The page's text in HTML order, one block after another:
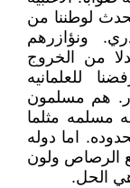
لوطننا من
ونؤازرهم
من الخروج
للعلمانيه
هم مسلمون
مسلمه مثلما
اما دوله
الرصاص ولون
هي الحل.